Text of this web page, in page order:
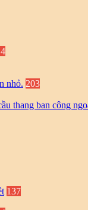
nhỏ. 203
thang ban công
137